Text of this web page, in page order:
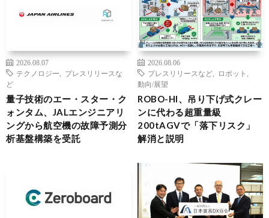
2026.08.07
テクノロジー
プレスリリースな
ど
量子技術のエー・スター・ク
ォンタム、JALエンジニアリ
ングから航空機の故障予測分
析基盤構築を受託
2026.08.06
プレスリリースなど
ロボット
動向/展望
ROBO-HI、吊り下げ式クレー
ンに代わる超重量級
200tAGVで「落下リスク」
解消と説明